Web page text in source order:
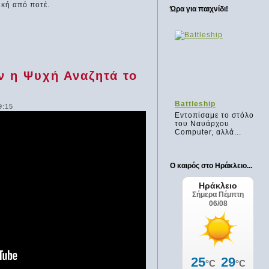
από ποτέ.
η Ψυχή Αναζητά το
Ώρα για παιχνίδι!
Battleship
Εντοπίσαμε το στόλο
του Ναυάρχου
Computer, αλλά...
Ο καιρός στο Ηράκλειο...